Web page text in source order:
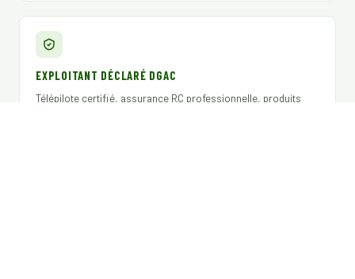
EXPLOITANT DÉCLARÉ DGAC
Télépilote certifié, assurance RC professionnelle, produits